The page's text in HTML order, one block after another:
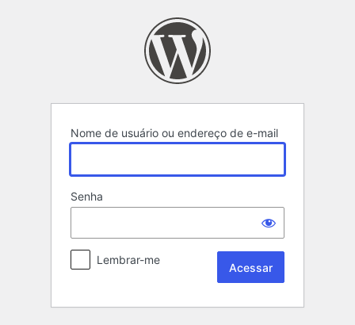
Nome de usuário ou endereço de e-mail
Senha
Lembrar-me